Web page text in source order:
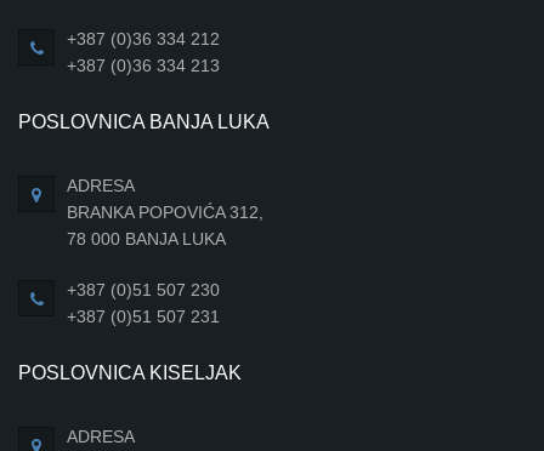
+387 (0)36 334 212
+387 (0)36 334 213
POSLOVNICA BANJA LUKA
ADRESA
BRANKA POPOVIĆA 312,
78 000 BANJA LUKA
+387 (0)51 507 230
+387 (0)51 507 231
POSLOVNICA KISELJAK
ADRESA